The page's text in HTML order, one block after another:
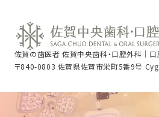
佐賀の歯医者 佐賀中央歯科・口腔外科｜
〒840-0803 佐賀県佐賀市栄町5番9号